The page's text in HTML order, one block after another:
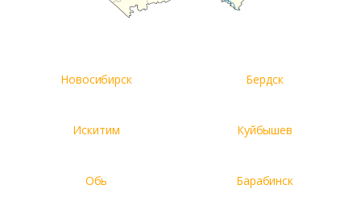
Новосибирск Бердск
Искитим Куйбышев
Обь Барабинск